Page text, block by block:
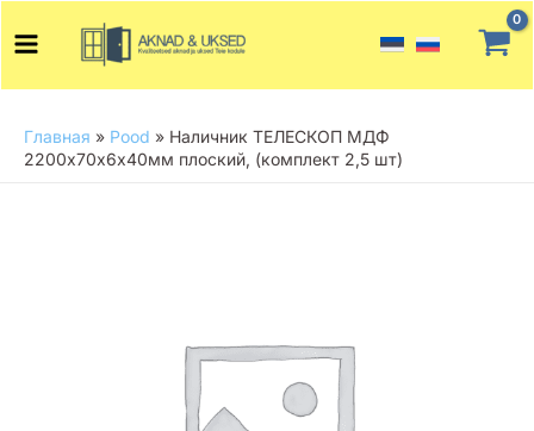
содержимому
Menu
Главная » Pood » Наличник ТЕЛЕСКОП МДФ
2200х70х6х40мм плоский, (комплект 2,5 шт)